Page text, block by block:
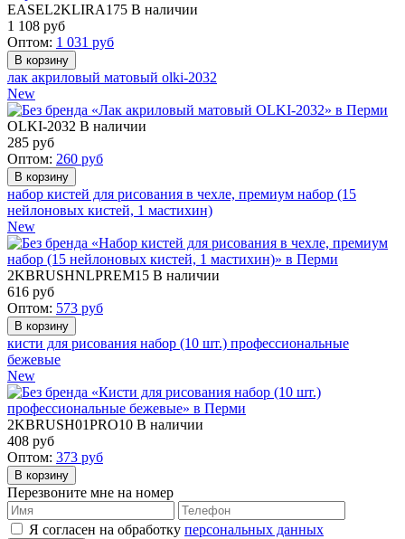
EASEL2KLIRA175 В наличии
1 108 руб
Оптом: 1 031 руб
лак акриловый матовый olki-2032
New
OLKI-2032 В наличии
285 руб
Оптом: 260 руб
набор кистей для рисования в чехле, премиум набор (15
нейлоновых кистей, 1 мастихин)
New
2KBRUSHNLPREM15 В наличии
616 руб
Оптом: 573 руб
кисти для рисования набор (10 шт.) профессиональные
бежевые
New
2KBRUSH01PRO10 В наличии
408 руб
Оптом: 373 руб
Перезвоните мне на номер
Я согласен на обработку персональных данных